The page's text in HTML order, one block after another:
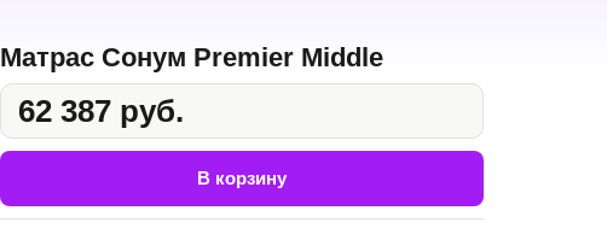
Матрас Сонум Premier Middle
62 387 руб.
В корзину